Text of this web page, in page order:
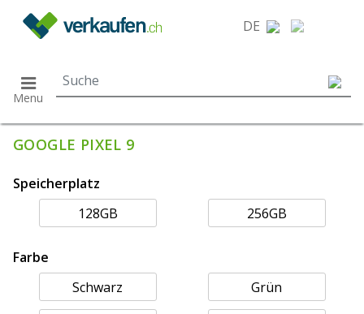
DE
Menu
GOOGLE PIXEL 9
Speicherplatz
128GB
256GB
Farbe
Schwarz
Grün